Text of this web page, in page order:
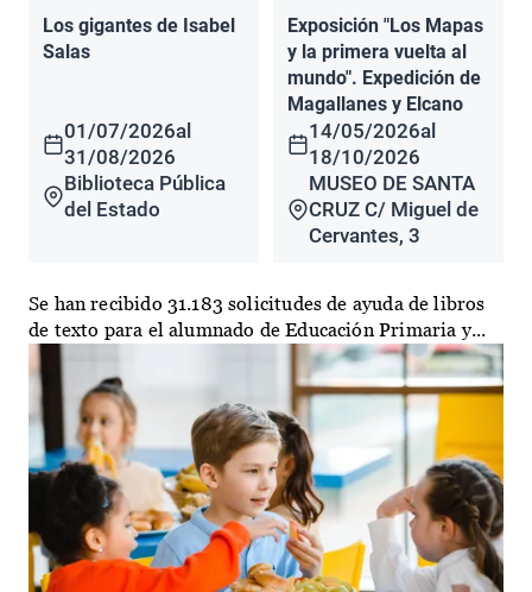
Los gigantes de Isabel
Salas
01/07/2026al
31/08/2026
Biblioteca Pública
del Estado
Exposición "Los Mapas
y la primera vuelta al
mundo". Expedición de
Magallanes y Elcano
14/05/2026al
18/10/2026
MUSEO DE SANTA
CRUZ C/ Miguel de
Cervantes, 3
Se han recibido 31.183 solicitudes de ayuda de libros
de texto para el alumnado de Educación Primaria y...